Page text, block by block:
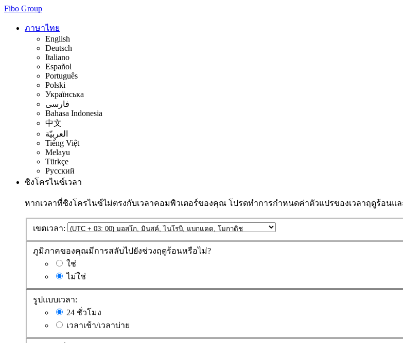
Fibo Group
ภาษาไทย
English
Deutsch
Italiano
Español
Português
Polski
Українська
فارسی
Bahasa Indonesia
中文
العربيّة
Tiếng Việt
Melayu
Türkçe
Русский
ซิงโครไนซ์เวลา
หากเวลาที่ซิงโครไนซ์ไม่ตรงกับเวลาคอมพิวเตอร์ของคุณ โปรดทำการกำหนดค่าตัวแปรของเวลาฤดูร้อนแ
เขตเวลา:
ภูมิภาคของคุณมีการสลับไปยังช่วงฤดูร้อนหรือไม่?
ใช่
ไม่ใช่
รูปแบบเวลา:
24 ชั่วโมง
เวลาเช้า/เวลาบ่าย